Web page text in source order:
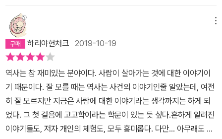
주는 영양분이라는 것을 확인한다면, 삶이 좀 더 높고 드넓어지게 될
것이다.
흔적이 많이 남겨져 있는 유물은어떤 것일까? 그것은 바로 무덤이란
다. 이 무덤이라는 것은사후 세계를 꿈꾸고 영생을 갈구하기 때문에
생겨난 것이라고 했어. 그리고 무덤에 시신과 함께 남겨진유물을 통
해서 그 시대의 생활을 추측하게 된단다.================
==(44)앞에서도말했듯이 고고학 하면 일반인들이 떠올리는 보물찾
기의 실상은 사실 죽은 사람을 위해서 넣어놓은 마지막 선물이다. 죽
은자를 위한 선물 그리고 영생을 갈구하는 인간의 영원한 화두를 무
덤에서 찾을 수 있는 것이다. 고대 메소포타미아의길가메시 서사시,
진시황이 얻고자 했던 불사약, 나아가서다양한 영화들에서 다시 살아
죽이며, 보물을 탈취하는 것은 범죄행위에 다름아니다. 제국주의적
시각이 매우 강하게 반영된 영화인데 그래도 사람들의 모험욕을 자극
하는 맛이 있긴하다. 책은 고고학적 지식과 고고학자가 현장에서 느
끼는 마음을 잘 버무렸다. 읽기 쉽고 재밌다. 물론 고고학 지식을 많이
기대한 사람에겐 다소 아쉬울수 있겠다. 들어가보자. 1. 죽음 인간은
스스로 유한한 존재임을 인식하고 죽음을 자각하며 두려워한다. 모든
것이 사라질 죽음만을 인식한다면 사회가 제대로 돌아갈리 없다. 죽
음의 극복방안으로 고대인들은 무덤을 만들어냈다. 죽은자와 그 영혼
의 불멸함을 거대한 건축물인 무덤을 곧이 만들어 기념함으로써 공포
에서 벗어나고자 했던 것이다. 그래서 무덤은 부활과도 강력히 연결
하리야헌처크 2019-10-19
역사는 참 재미있는 분야이다. 사람이 살아가는 것에 대한 이야기이
기 때문이다. 잘 모를 때는 역사는 사건의 이야기인줄 알았는데, 여전
히 잘 모르지만 지금은 사람에 대한 이야기라는 생각까지는 하게 되
었다. 그 첫 걸음에 고고학이라는 학문이 있는 듯 싶다.흔하게 알려진
이야기들도, 저자 개인의 체험도, 모두 흥미롭다. 다만... 아무래도 학